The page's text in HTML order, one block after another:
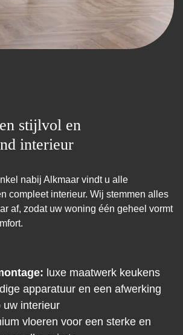
stijlvol en
interieur
nabij Alkmaar vindt u alle
compleet interieur. Wij stemmen alles
af, zodat uw woning één geheel vormt
luxe maatwerk keukens
apparatuur en een afwerking
uw interieur
vloeren voor een sterke en